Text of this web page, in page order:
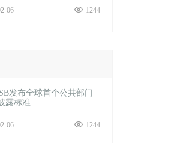
06 1244
发布全球首个公共部门
露标准
06 1244